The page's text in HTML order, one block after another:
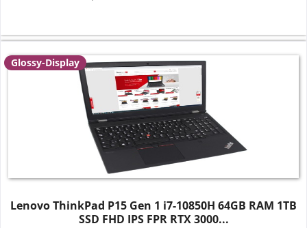
Glossy-Display
Lenovo ThinkPad P15 Gen 1 i7-10850H 64GB RAM 1TB
SSD FHD IPS FPR RTX 3000...